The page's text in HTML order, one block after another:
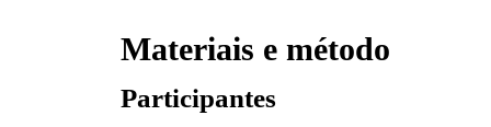
Materiais e método
Participantes